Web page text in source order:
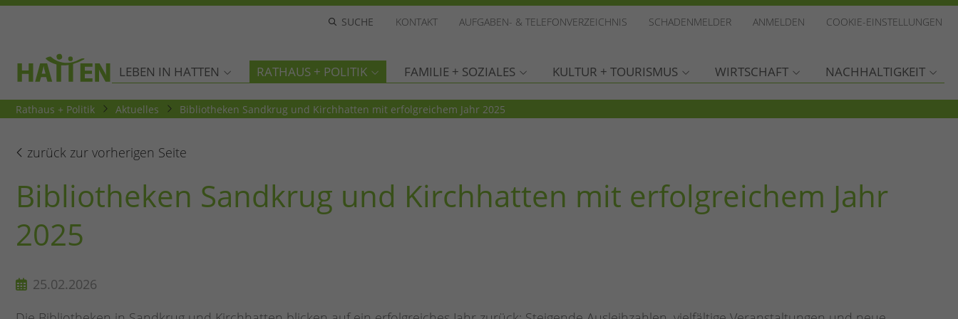
KONTAKT AUFGABEN- & TELEFONVERZEICHNIS SCHADENMELDER ANMELDEN COOKIE-EINSTELLUNGEN
LEBEN IN HATTEN RATHAUS + POLITIK FAMILIE + SOZIALES KULTUR + TOURISMUS WIRTSCHAFT NACHHALTIGKEIT
Rathaus + Politik Aktuelles Bibliotheken Sandkrug und Kirchhatten mit erfolgreichem Jahr 2025
zurück zur vorherigen Seite
Bibliotheken Sandkrug und Kirchhatten mit erfolgreichem Jahr
2025
25.02.2026